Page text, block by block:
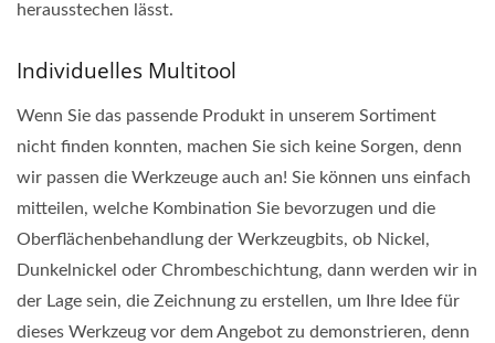
herausstechen lässt.
Individuelles Multitool
Wenn Sie das passende Produkt in unserem Sortiment
nicht finden konnten, machen Sie sich keine Sorgen, denn
wir passen die Werkzeuge auch an! Sie können uns einfach
mitteilen, welche Kombination Sie bevorzugen und die
Oberflächenbehandlung der Werkzeugbits, ob Nickel,
Dunkelnickel oder Chrombeschichtung, dann werden wir in
der Lage sein, die Zeichnung zu erstellen, um Ihre Idee für
dieses Werkzeug vor dem Angebot zu demonstrieren, denn